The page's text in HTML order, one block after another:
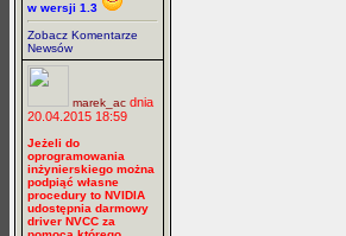
w wersji 1.3
Zobacz Komentarze
Newsów
marek_ac dnia
20.04.2015 18:59
Jeżeli do
oprogramowania
inżynierskiego można
podpiąć własne
procedury to NVIDIA
udostępnia darmowy
driver NVCC za